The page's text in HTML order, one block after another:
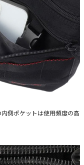
側ポケットは使用頻度の高